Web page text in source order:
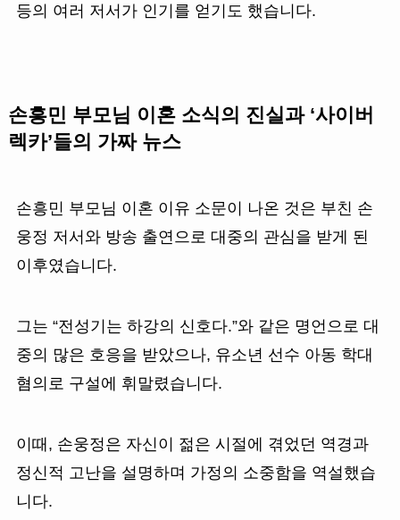
등의 여러 저서가 인기를 얻기도 했습니다.
손흥민 부모님 이혼 소식의 진실과 ‘사이버
렉카’들의 가짜 뉴스
손흥민 부모님 이혼 이유 소문이 나온 것은 부친 손
웅정 저서와 방송 출연으로 대중의 관심을 받게 된
이후였습니다.
그는 “전성기는 하강의 신호다.”와 같은 명언으로 대
중의 많은 호응을 받았으나, 유소년 선수 아동 학대
혐의로 구설에 휘말렸습니다.
이때, 손웅정은 자신이 젊은 시절에 겪었던 역경과
정신적 고난을 설명하며 가정의 소중함을 역설했습
니다.